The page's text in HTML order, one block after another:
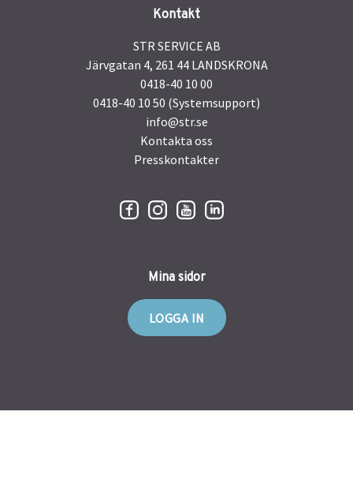
Kontakt
STR SERVICE AB
Järvgatan 4, 261 44 LANDSKRONA
0418-40 10 00
0418-40 10 50 (Systemsupport)
info@str.se
Kontakta oss
Presskontakter
Mina sidor
LOGGA IN